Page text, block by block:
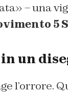
– una
5
un
l’orrore.